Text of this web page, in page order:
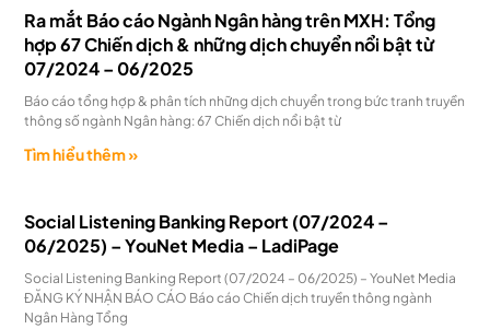
Ra mắt Báo cáo Ngành Ngân hàng trên MXH: Tổng
hợp 67 Chiến dịch & những dịch chuyển nổi bật từ
07/2024 – 06/2025
Báo cáo tổng hợp & phân tích những dịch chuyển trong bức tranh truyền
thông số ngành Ngân hàng: 67 Chiến dịch nổi bật từ
Tìm hiểu thêm »
Social Listening Banking Report (07/2024 –
06/2025) – YouNet Media – LadiPage
Social Listening Banking Report (07/2024 – 06/2025) – YouNet Media
ĐĂNG KÝ NHẬN BÁO CÁO Báo cáo Chiến dịch truyền thông ngành
Ngân Hàng Tổng